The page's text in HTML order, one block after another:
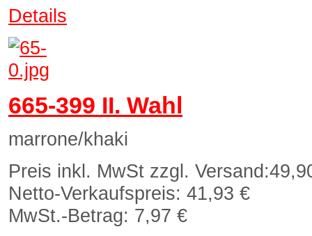
Details
665-399 II. Wahl
marrone/khaki
Preis inkl. MwSt zzgl. Versand:
Netto-Verkaufspreis: 41,93 €
MwSt.-Betrag: 7,97 €